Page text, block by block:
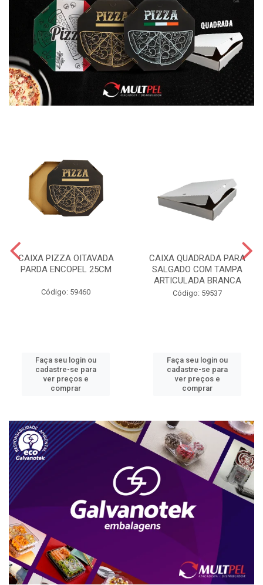
CAIXA PIZZA OITAVADA
PARDA ENCOPEL 25CM
Código: 59460
Faça seu login ou
cadastre-se para
ver preços e
comprar
CAIXA QUADRADA PARA
SALGADO COM TAMPA
ARTICULADA BRANCA
Código: 59537
Faça seu login ou
cadastre-se para
ver preços e
comprar